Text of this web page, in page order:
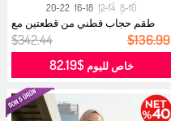
8-10
12-14
16-18
20-22
طقم حجاب قطني من قطعتين مع
جيوب 023...
$342.44 $136.99
خاص لليوم$82.19